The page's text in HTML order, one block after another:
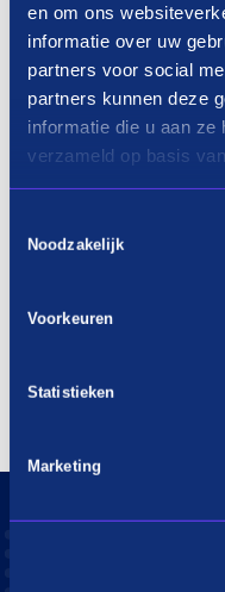
en om ons
informatie over uw
partners voor social
partners kunnen deze
informatie die u aan
verzameld op basis
Noodzakelijk
Voorkeuren
Statistieken
Marketing